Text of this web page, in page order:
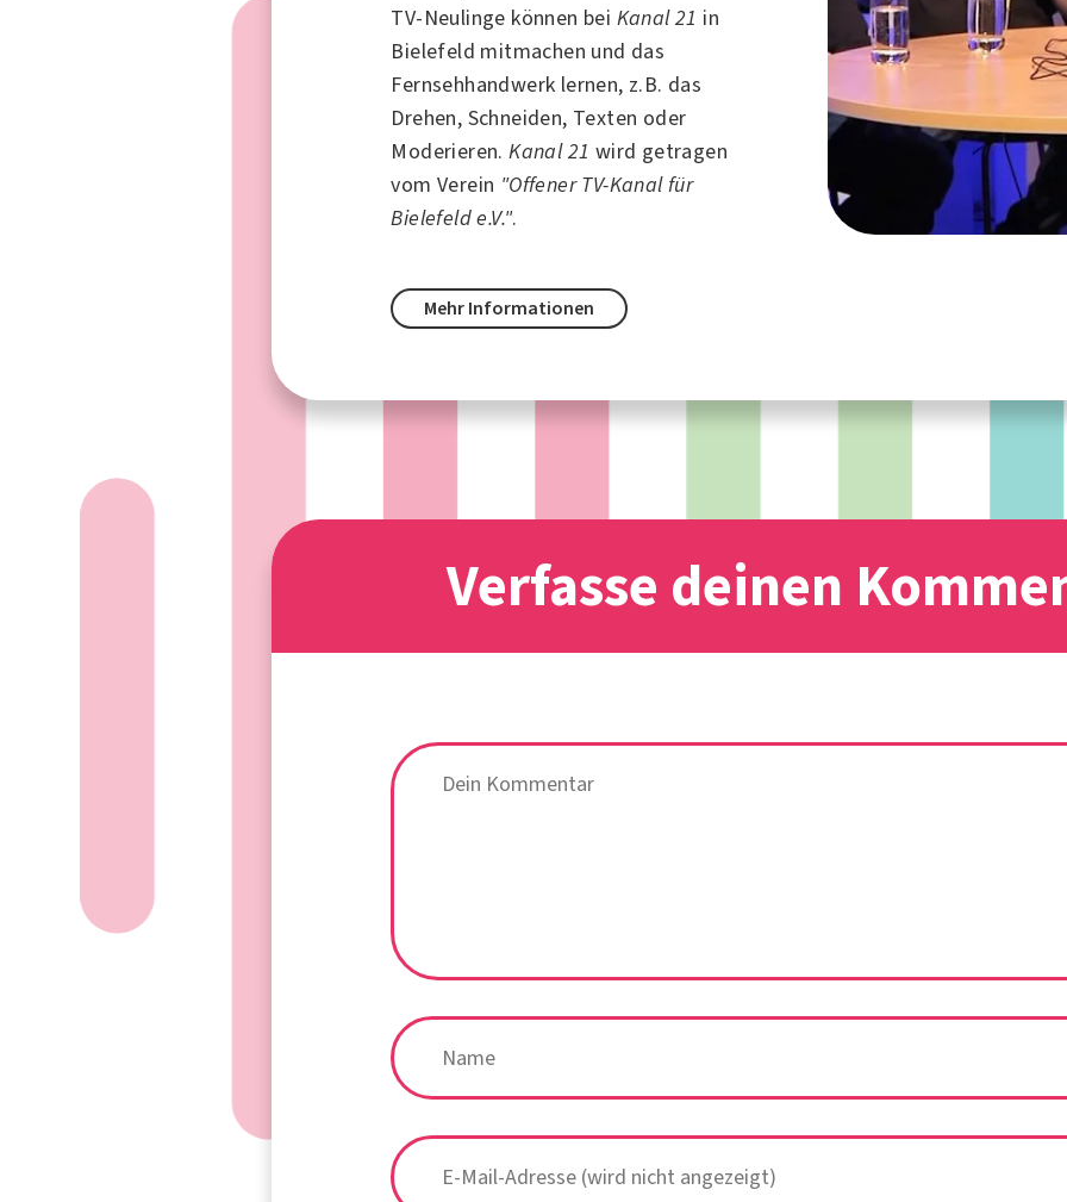
TV-Neulinge können bei Kanal 21 in
Bielefeld mitmachen und das
Fernsehhandwerk lernen, z.B. das
Drehen, Schneiden, Texten oder
Moderieren.Kanal 21 wird getragen
vom Verein "Offener TV-Kanal für
Bielefeld e.V.".
Mehr Informationen
Verfasse deinen